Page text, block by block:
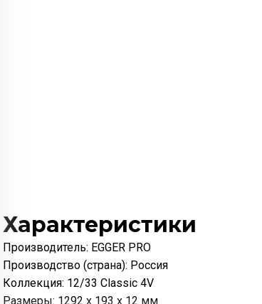
Характеристики
Производитель: EGGER PRO
Производство (страна): Россия
Коллекция: 12/33 Classic 4V
Размеры: 1292 х 193 х 12 мм